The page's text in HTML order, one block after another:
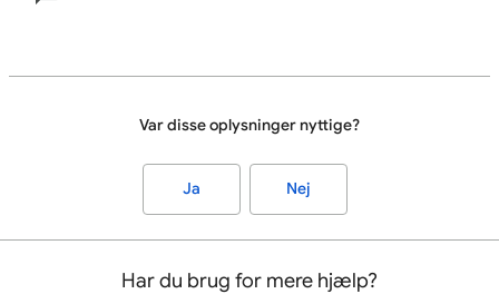
Var disse oplysninger nyttige?
Ja Nej
Har du brug for mere hjælp?